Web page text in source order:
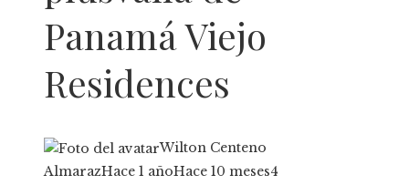
Panamá Viejo
Residences
Wilton Centeno
AlmarazHace 1 añoHace 10 meses4